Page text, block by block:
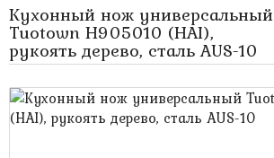
Кухонный нож универсальный
Tuotown H905010 (HAI),
рукоять дерево, сталь AUS-10